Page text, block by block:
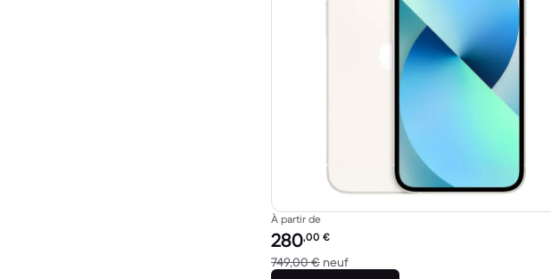
À partir de
Prix reconditionné :
280,00 €
749,00 € neufcontre 749,00 € neuf